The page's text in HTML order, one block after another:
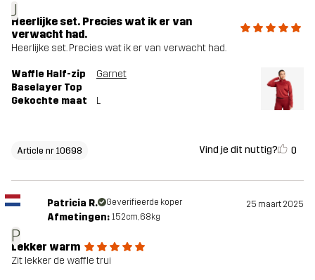
J
Heerlijke set. Precies wat ik er van
verwacht had.
Heerlijke set. Precies wat ik er van verwacht had.
Waffle Half-zip
Baselayer Top
Garnet
Gekochte maat L
Article nr 10698 Vind je dit nuttig? 0
P
Patricia R. Geverifieerde koper 25 maart 2025
Afmetingen: 152cm, 68kg
Lekker warm
Zit lekker de waffle trui